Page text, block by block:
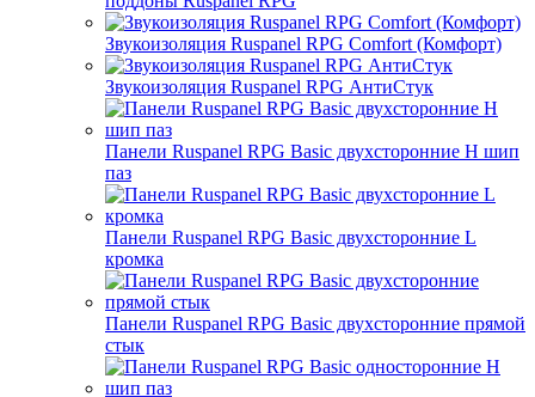
Звукоизоляция Ruspanel RPG Comfort (Комфорт)
Звукоизоляция Ruspanel RPG АнтиСтук
Панели Ruspanel RPG Basic двухсторонние H шип
паз
Панели Ruspanel RPG Basic двухсторонние L
кромка
Панели Ruspanel RPG Basic двухсторонние прямой
стык